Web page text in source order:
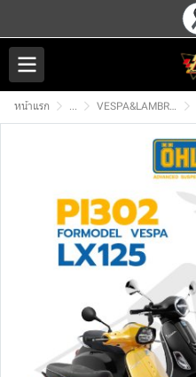
หน้าแรก ... VESPA&LAMBRETTA โช๊คหลัง OHLINS